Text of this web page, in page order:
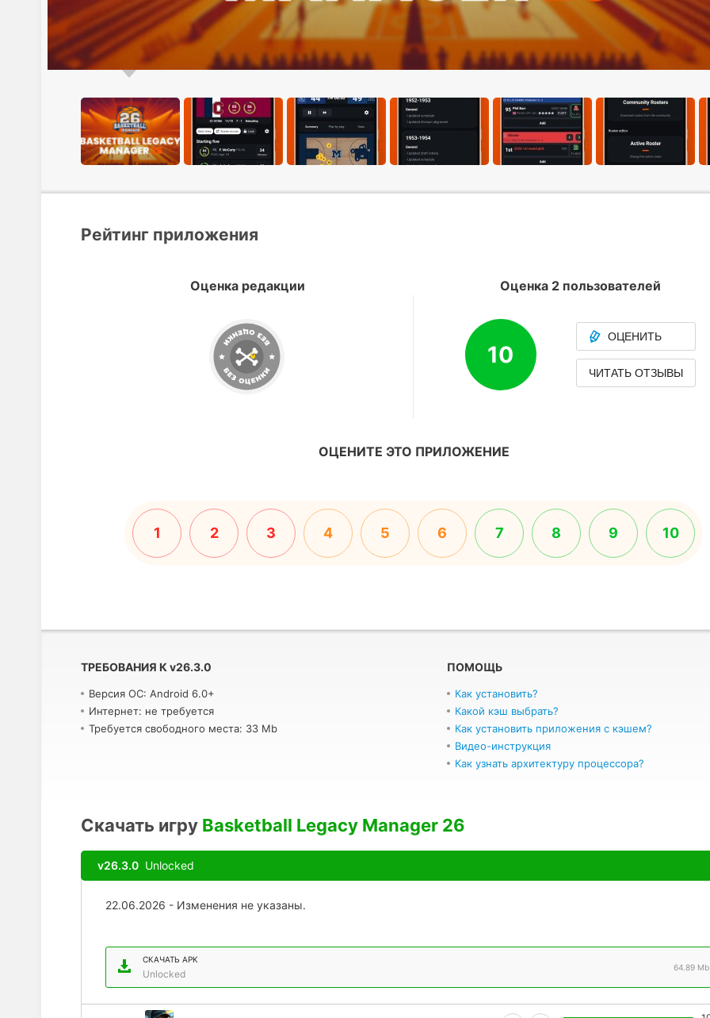
Рейтинг приложения
Оценка редакции Оценка 2 пользователей
10
ОЦЕНИТЬ
ЧИТАТЬ ОТЗЫВЫ
ОЦЕНИТЕ ЭТО ПРИЛОЖЕНИЕ
1 2 3 4 5 6 7 8 9 10
ТРЕБОВАНИЯ К v26.3.0
Версия ОС: Android 6.0+
Интернет: не требуется
Требуется свободного места: 33 Mb
ПОМОЩЬ
Как установить?
Какой кэш выбрать?
Как установить приложения с кэшем?
Видео-инструкция
Как узнать архитектуру процессора?
Скачать игру Basketball Legacy Manager 26
v26.3.0 Unlocked
22.06.2026 - Изменения не указаны.
СКАЧАТЬ APK
Unlocked
64.89 Mb